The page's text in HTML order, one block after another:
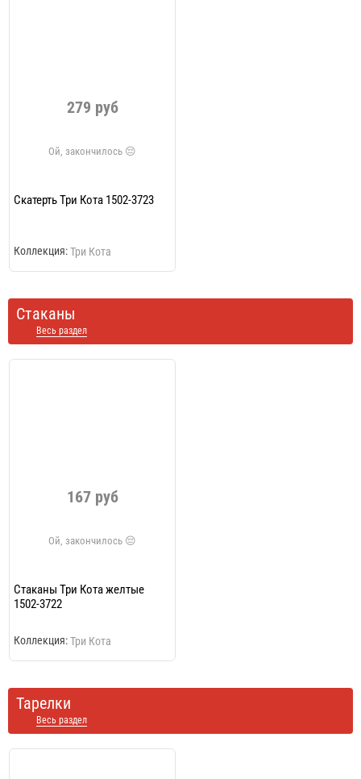
279 руб
Скатерть Три Кота 1502-3723
Коллекция:Три Кота
Стаканы
Весь раздел
167 руб
Стаканы Три Кота желтые
1502-3722
Коллекция:Три Кота
Тарелки
Весь раздел